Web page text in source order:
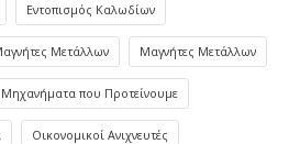
Εντοπισμός Καλωδίων
Μετάλλων Μαγνήτες Μετάλλων
Μηχανήματα που Προτείνουμε
Οικονομικοί Ανιχνευτές